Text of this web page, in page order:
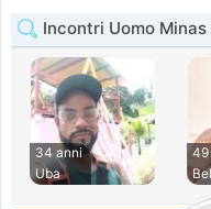
Incontri Uomo Minas
34 anni
Uba
49